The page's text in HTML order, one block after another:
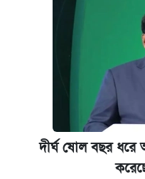
যুক্তরাষ্ট্র থেকে
ফেরত পাঠানো হলো
দীর্ঘ ষোল বছর ধরে